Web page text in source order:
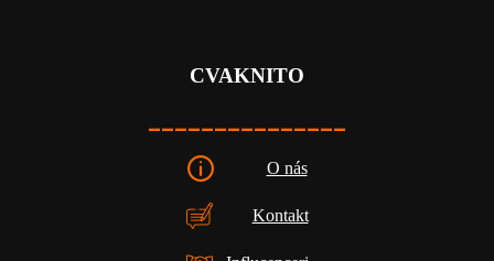
CVAKNITO
_______________
O nás
Kontakt